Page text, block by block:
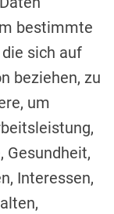
bestimmte
sich auf
beziehen, zu
um
Gesundheit,
Interessen,